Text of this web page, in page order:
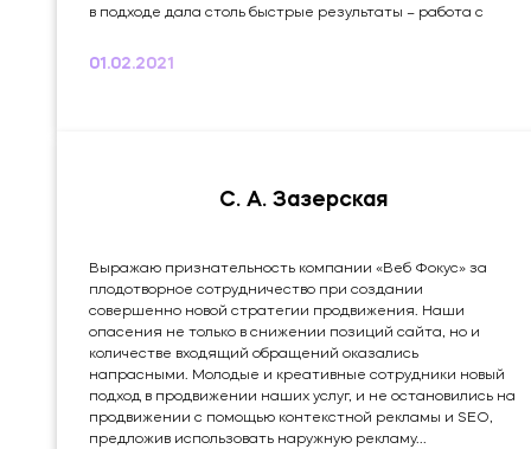
в подходе дала столь быстрые результаты – работа с
техническую поддержку, поток входящих клиентов
01.02.2021
С. А. Зазерская
Выражаю признательность компании «Веб Фокус» за
плодотворное сотрудничество при создании
совершенно новой стратегии продвижения. Наши
опасения не только в снижении позиций сайта, но и
количестве входящий обращений оказались
напрасными. Молодые и креативные сотрудники новый
подход в продвижении наших услуг, и не остановились на
продвижении с помощью контекстной рекламы и SEO,
предложив использовать наружную рекламу...